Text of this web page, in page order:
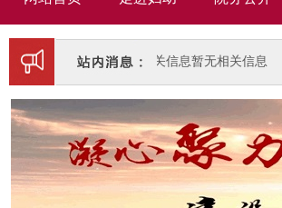
暂无相关信息暂无相关信息